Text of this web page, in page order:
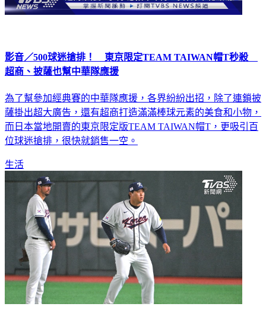
影音／500球迷搶排！ 東京限定TEAM TAIWAN帽T秒殺
超商、披薩也幫中華隊應援
為了幫參加經典賽的中華隊應援，各界紛紛出招，除了連鎖披
薩掛出超大廣告，還有超商打造滿滿棒球元素的美食和小物，
而日本當地開賣的東京限定版TEAM TAIWAN帽T，更吸引百
位球迷搶排，很快就銷售一空。
生活